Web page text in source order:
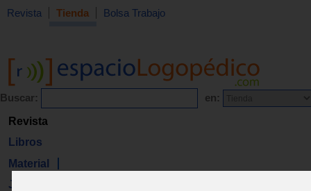
Revista Tienda Bolsa Trabajo
Buscar: en:
Revista
Libros
Material
Juguetes